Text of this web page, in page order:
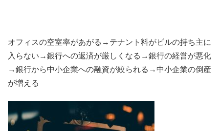
オフィスの空室率があがる→テナント料がビルの持ち主に
入らない→銀行への返済が厳しくなる→銀行の経営が悪化
→銀行から中小企業への融資が絞られる→中小企業の倒産
が増える